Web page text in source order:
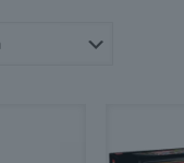
și cu portrete LEGO
potrivi cu orice stil și